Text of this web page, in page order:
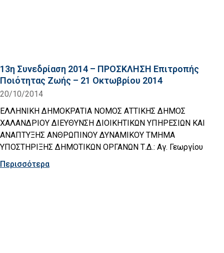
13η Συνεδρίαση 2014 – ΠΡΟΣΚΛΗΣΗ Επιτροπής
Ποιότητας Ζωής – 21 Οκτωβρίου 2014
20/10/2014
ΕΛΛΗΝΙΚΗ ΔΗΜΟΚΡΑΤΙΑ ΝΟΜΟΣ ΑΤΤΙΚΗΣ ΔΗΜΟΣ
ΧΑΛΑΝΔΡΙΟΥ ΔΙΕΥΘΥΝΣΗ ΔΙΟΙΚΗΤΙΚΩΝ ΥΠΗΡΕΣΙΩΝ ΚΑΙ
ΑΝΑΠΤΥΞΗΣ ΑΝΘΡΩΠΙΝΟΥ ΔΥΝΑΜΙΚΟΥ ΤΜΗΜΑ
ΥΠΟΣΤΗΡΙΞΗΣ ΔΗΜΟΤΙΚΩΝ ΟΡΓΑΝΩΝ Τ.Δ.: Αγ. Γεωργίου
Περισσότερα